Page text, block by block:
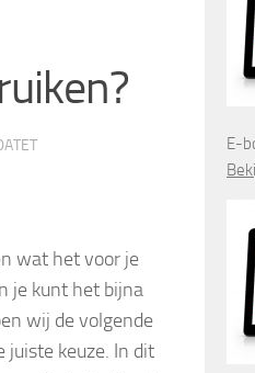
wat het voor je
je kunt het bijna
wij de volgende
juiste keuze. In dit
E-